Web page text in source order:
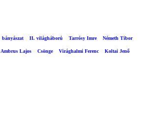
bányászat II. világháború Tarrósy Imre Németh Tibor
Ambrus Lajos Csönge Virághalmi Ferenc Koltai Jenő